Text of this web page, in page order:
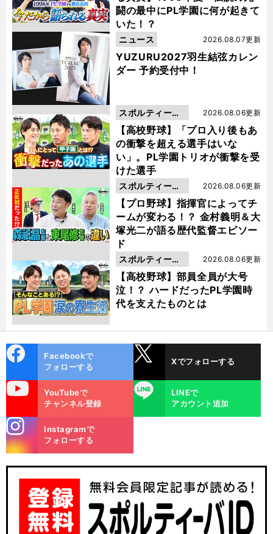
闘の最中にPL学園に何が起きて
いた！？
YUZURU2027羽生結弦カレン
ダー 予約受付中！
2026.08.07更新
ニュース
【高校野球】「プロ入り後もあ
の衝撃を超える選手はいな
い」。PL学園トリオが衝撃を受
けた選手
2026.08.06更新
スポルティーバ
動画
【プロ野球】指揮官によってチ
ームが変わる！？ 金村義明＆大
塚光二が語る歴代監督エピソー
ド
2026.08.06更新
スポルティーバ
動画
【高校野球】部員全員が大号
泣！？ ハードだったPL学園時
代を支えたものとは
2026.08.06更新
スポルティーバ
動画
ok
Facebookで
フォローする
Xでフォローする
YouTubeで
チャンネル登録
LINE
LINEで
アカウント追加
m
Instagramで
フォローする